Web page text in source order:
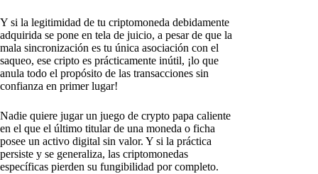
Y si la legitimidad de tu criptomoneda debidamente
adquirida se pone en tela de juicio, a pesar de que la
mala sincronización es tu única asociación con el
saqueo, ese cripto es prácticamente inútil, ¡lo que
anula todo el propósito de las transacciones sin
confianza en primer lugar!
Nadie quiere jugar un juego de crypto papa caliente
en el que el último titular de una moneda o ficha
posee un activo digital sin valor. Y si la práctica
persiste y se generaliza, las criptomonedas
específicas pierden su fungibilidad por completo.